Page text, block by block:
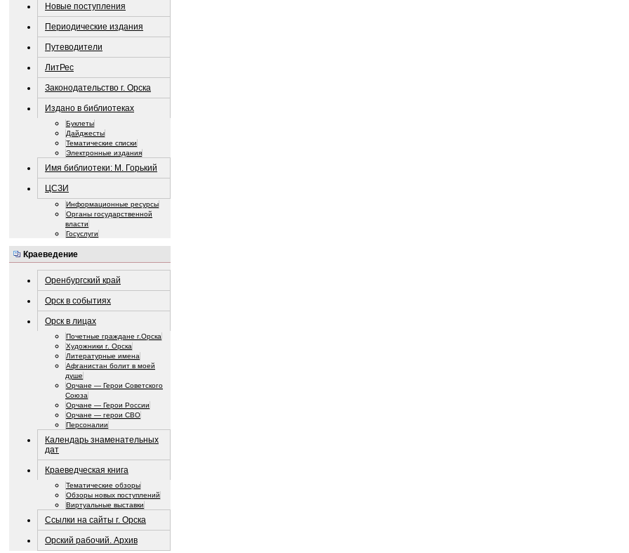
Новые поступления
Периодические издания
Путеводители
ЛитРес
Законодательство г. Орска
Издано в библиотеках
Буклеты
Дайджесты
Тематические списки
Электронные издания
Имя библиотеки: М. Горький
ЦСЗИ
Информационные ресурсы
Органы государственной
власти
Госуслуги
Краеведение
Оренбургский край
Орск в событиях
Орск в лицах
Почетные граждане г.Орска
Художники г. Орска
Литературные имена
Афганистан болит в моей
душе
Орчане — Герои Советского
Союза
Орчане — Герои России
Орчане — герои СВО
Персоналии
Календарь знаменательных
дат
Краеведческая книга
Тематические обзоры
Обзоры новых поступлений
Виртуальные выставки
Ссылки на сайты г. Орска
Орский рабочий. Архив